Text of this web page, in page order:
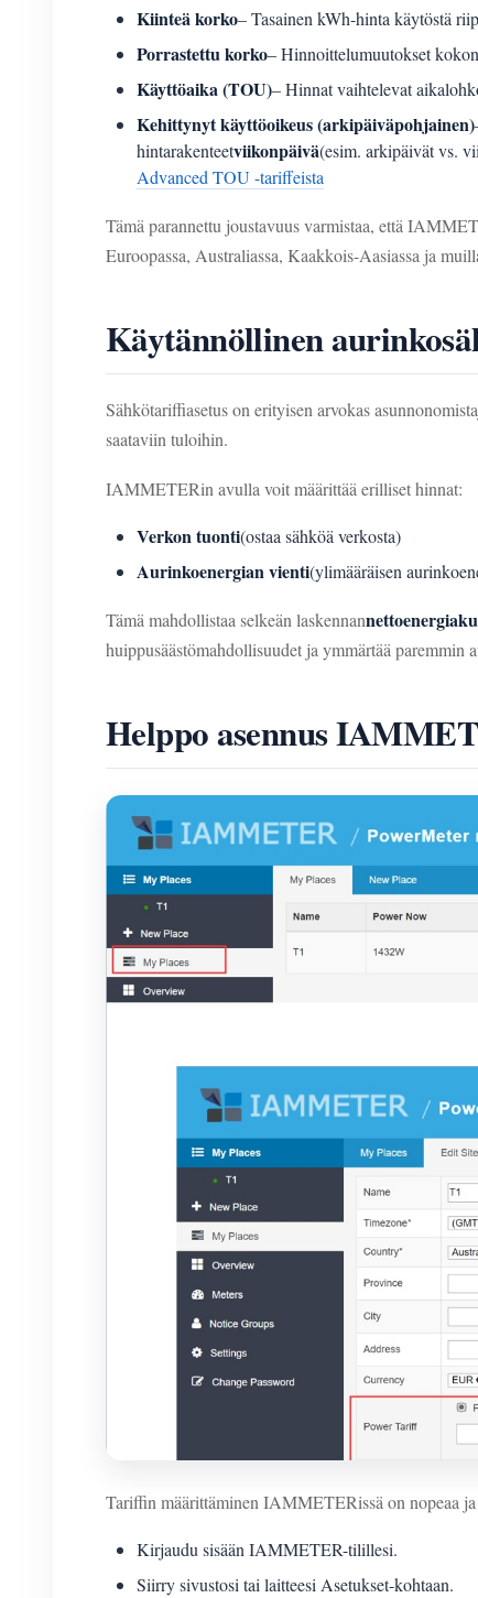
Kiinteä korko– Tasainen kWh-hinta käytöstä
Porrastettu korko– Hinnoittelumuutokset
Käyttöaika (TOU)– Hinnat vaihtelevat
Kehittynyt käyttöoikeus (arkipäiväpohjainen)
hintarakenteetviikonpäivä(esim. arkipäivät vs.
Advanced TOU -tariffeista
Tämä parannettu joustavuus varmistaa, että
Euroopassa, Australiassa, Kaakkois-Aasiassa ja
Käytännöllinen
Sähkötariffiasetus on erityisen arvokas
saataviin tuloihin.
IAMMETERin avulla voit määrittää erilliset hinnat:
Verkon tuonti(ostaa sähköä verkosta)
Aurinkoenergian vienti(ylimääräisen
Tämä mahdollistaa selkeän laskennan
huippusäästömahdollisuudet ja ymmärtää paremmin
Helppo asennus
Tariffin määrittäminen IAMMETERissä on nopeaa
Kirjaudu sisään IAMMETER-tilillesi.
Siirry sivustosi tai laitteesi Asetukset-kohtaan.